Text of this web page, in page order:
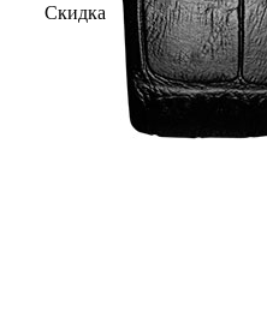
Скидка